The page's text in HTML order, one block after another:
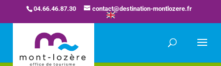
04.66.46.87.30 contact@destination-montlozere.fr